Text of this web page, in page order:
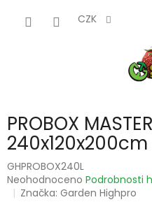
CZK
PROBOX
240x120x200cm
GHPROBOX240L
Průměrné
hodnocení
Neohodnoceno Podrobnosti
Značka:Garden Highpro